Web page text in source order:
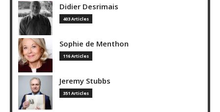
Didier Desrimais
403 Articles
Sophie de Menthon
116 Articles
Jeremy Stubbs
351 Articles